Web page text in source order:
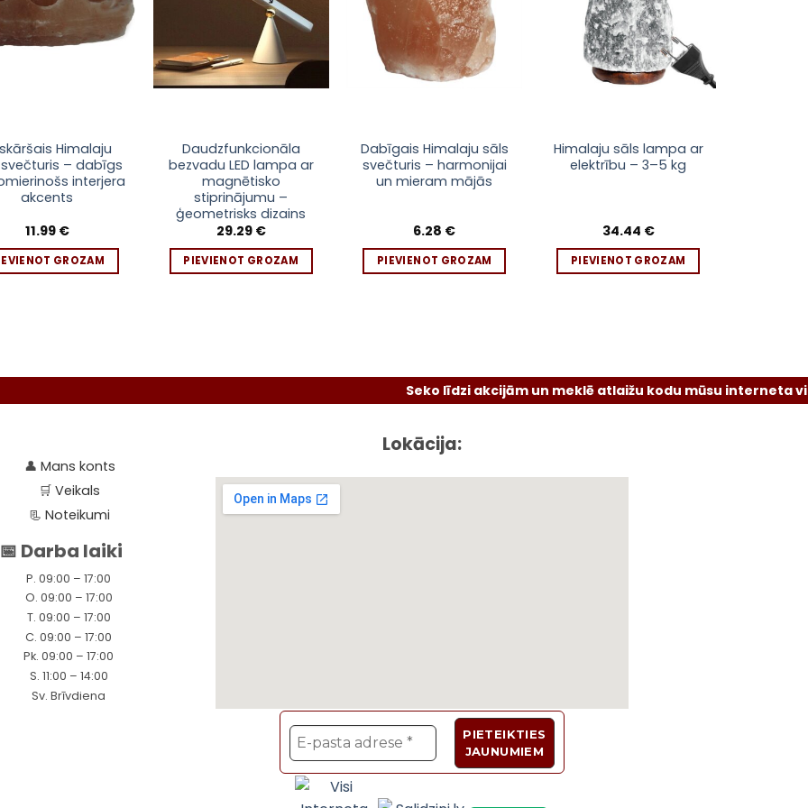
Himalaju
– dabīgs
interjera
akcents
11.99 €
GROZAM
Daudzfunkcionāla
bezvadu LED lampa ar
magnētisko
stiprinājumu –
ģeometrisks dizains
29.29 €
PIEVIENOT GROZAM
Dabīgais Himalaju sāls
svečturis – harmonijai
un mieram mājās
6.28 €
PIEVIENOT GROZAM
Himalaju sāls lampa ar
elektrību – 3–5 kg
34.44 €
PIEVIENOT GROZAM
Seko līdzi akcijām un meklē atlaižu kodu mūsu interneta vietnē
👤 Mans konts
🛒Veikals
📃Noteikumi
📅 Darba laiki
P. 09:00 – 17:00
O. 09:00 – 17:00
T. 09:00 – 17:00
C. 09:00 – 17:00
Pk. 09:00 – 17:00
S. 11:00 – 14:00
Sv. Brīvdiena
Lokācija: